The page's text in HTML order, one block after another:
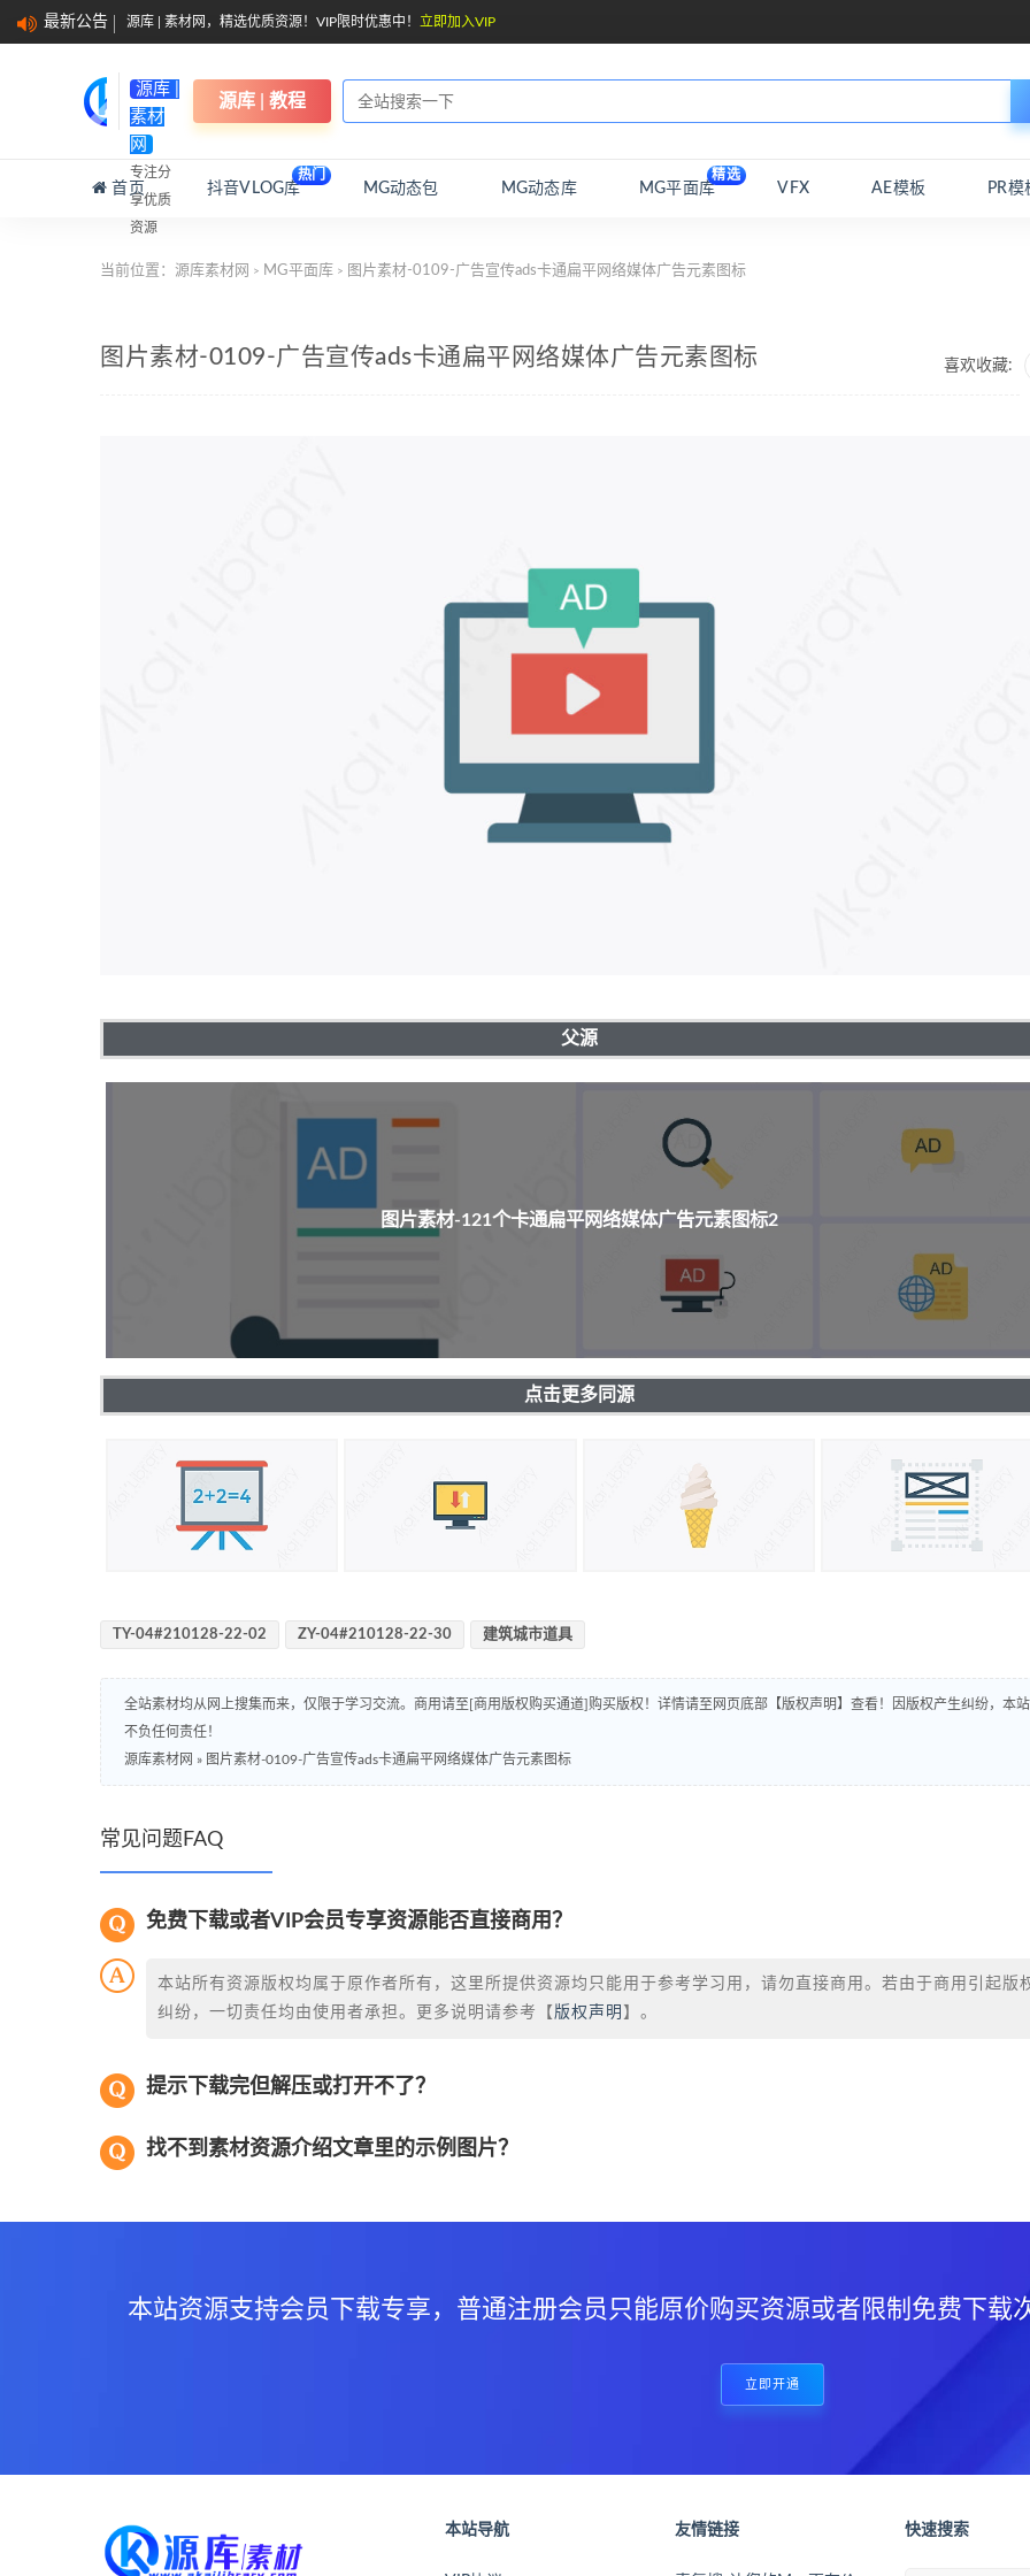
最新公告 源库 | 素材网，精选优质资源！VIP限时优惠中！ 立即加入VIP
源库 |
素材
网
专注分
享优质
资源
源库 | 教程
首页 抖音VLOG库
热门
MG动态包 MG动态库 MG平面库
精选
VFX AE模板 PR模
当前位置： 源库素材网 > MG平面库 > 图片素材-0109-广告宣传ads卡通扁平网络媒体广告元素图标
喜欢收藏:
图片素材-0109-广告宣传ads卡通扁平网络媒体广告元素图标
父源
图片素材-121个卡通扁平网络媒体广告元素图标2
点击更多同源
TY-04#210128-22-02 ZY-04#210128-22-30 建筑城市道具
全站素材均从网上搜集而来，仅限于学习交流。商用请至[商用版权购买通道]购买版权！详情请至网页底部【版权声明】查看！因版权产生纠纷，本站
不负任何责任！
源库素材网 » 图片素材-0109-广告宣传ads卡通扁平网络媒体广告元素图标
常见问题FAQ
免费下载或者VIP会员专享资源能否直接商用？
本站所有资源版权均属于原作者所有，这里所提供资源均只能用于参考学习用，请勿直接商用。若由于商用引起版
纠纷，一切责任均由使用者承担。更多说明请参考【 版权声明 】。
提示下载完但解压或打开不了？
找不到素材资源介绍文章里的示例图片？
本站资源支持会员下载专享，普通注册会员只能原价购买资源或者限制免费下载
立即开通
本站导航 友情链接 快速搜索